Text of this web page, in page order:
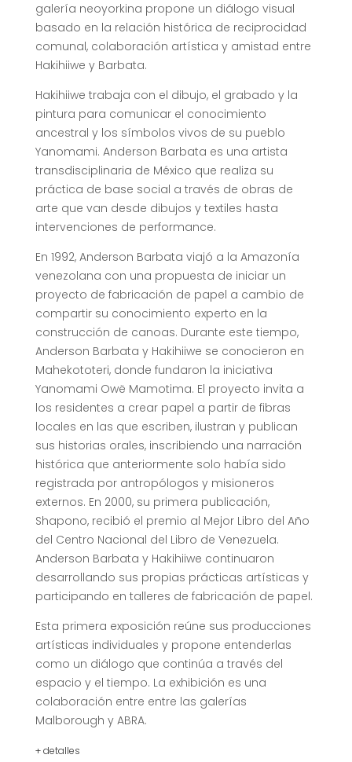
galería neoyorkina propone un diálogo visual
basado en la relación histórica de reciprocidad
comunal, colaboración artística y amistad entre
Hakihiiwe y Barbata.
Hakihiiwe trabaja con el dibujo, el grabado y la
pintura para comunicar el conocimiento
ancestral y los símbolos vivos de su pueblo
Yanomami. Anderson Barbata es una artista
transdisciplinaria de México que realiza su
práctica de base social a través de obras de
arte que van desde dibujos y textiles hasta
intervenciones de performance.
En 1992, Anderson Barbata viajó a la Amazonía
venezolana con una propuesta de iniciar un
proyecto de fabricación de papel a cambio de
compartir su conocimiento experto en la
construcción de canoas. Durante este tiempo,
Anderson Barbata y Hakihiiwe se conocieron en
Mahekototeri, donde fundaron la iniciativa
Yanomami Owë Mamotima. El proyecto invita a
los residentes a crear papel a partir de fibras
locales en las que escriben, ilustran y publican
sus historias orales, inscribiendo una narración
histórica que anteriormente solo había sido
registrada por antropólogos y misioneros
externos. En 2000, su primera publicación,
Shapono, recibió el premio al Mejor Libro del Año
del Centro Nacional del Libro de Venezuela.
Anderson Barbata y Hakihiiwe continuaron
desarrollando sus propias prácticas artísticas y
participando en talleres de fabricación de papel.
Esta primera exposición reúne sus producciones
artísticas individuales y propone entenderlas
como un diálogo que continúa a través del
espacio y el tiempo. La exhibición es una
colaboración entre entre las galerías
Malborough y ABRA.
+ detalles